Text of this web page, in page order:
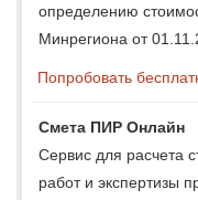
определению
Минрегиона от
Попробовать
Смета ПИР Онлайн
Сервис для расчета
работ и экспертизы